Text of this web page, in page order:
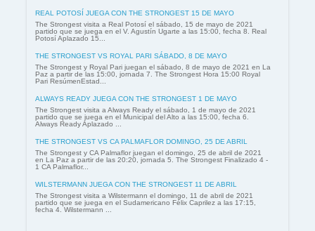
REAL POTOSÍ JUEGA CON THE STRONGEST 15 DE MAYO
The Strongest visita a Real Potosí el sábado, 15 de mayo de 2021
partido que se juega en el V. Agustín Ugarte a las 15:00, fecha 8. Real
Potosí Aplazado 15...
THE STRONGEST VS ROYAL PARI SÁBADO, 8 DE MAYO
The Strongest y Royal Pari juegan el sábado, 8 de mayo de 2021 en La
Paz a partir de las 15:00, jornada 7. The Strongest Hora 15:00 Royal
Pari ResúmenEstad...
ALWAYS READY JUEGA CON THE STRONGEST 1 DE MAYO
The Strongest visita a Always Ready el sábado, 1 de mayo de 2021
partido que se juega en el Municipal del Alto a las 15:00, fecha 6.
Always Ready Aplazado ...
THE STRONGEST VS CA PALMAFLOR DOMINGO, 25 DE ABRIL
The Strongest y CA Palmaflor juegan el domingo, 25 de abril de 2021
en La Paz a partir de las 20:20, jornada 5. The Strongest Finalizado 4 -
1 CA Palmaflor...
WILSTERMANN JUEGA CON THE STRONGEST 11 DE ABRIL
The Strongest visita a Wilstermann el domingo, 11 de abril de 2021
partido que se juega en el Sudamericano Félix Caprilez a las 17:15,
fecha 4. Wilstermann ...